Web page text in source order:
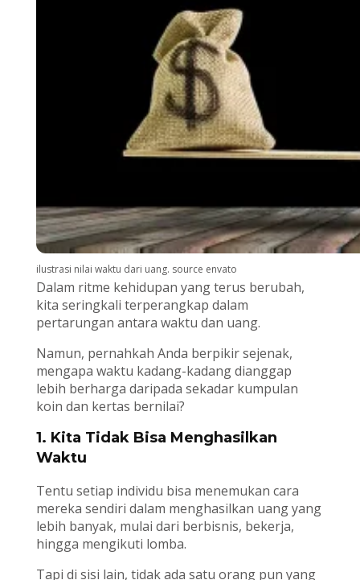
ilustrasi nilai waktu dari uang. source envato
Dalam ritme kehidupan yang terus berubah,
kita seringkali terperangkap dalam
pertarungan antara waktu dan uang.
Namun, pernahkah Anda berpikir sejenak,
mengapa waktu kadang-kadang dianggap
lebih berharga daripada sekadar kumpulan
koin dan kertas bernilai?
1. Kita Tidak Bisa Menghasilkan
Waktu
Tentu setiap individu bisa menemukan cara
mereka sendiri dalam menghasilkan uang yang
lebih banyak, mulai dari berbisnis, bekerja,
hingga mengikuti lomba.
Tapi di sisi lain, tidak ada satu orang pun yang